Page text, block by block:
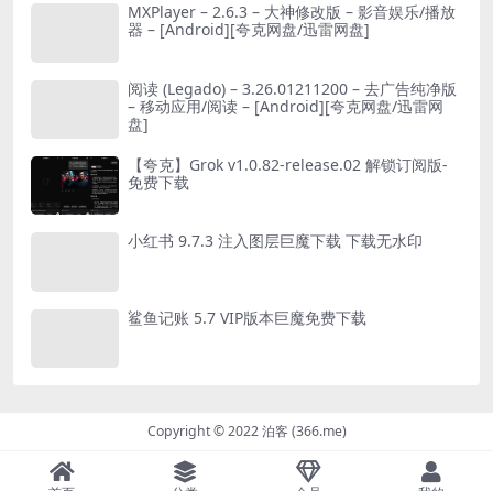
MXPlayer – 2.6.3 – 大神修改版 – 影音娱乐/播放
器 – [Android][夸克网盘/迅雷网盘]
阅读 (Legado) – 3.26.01211200 – 去广告纯净版
– 移动应用/阅读 – [Android][夸克网盘/迅雷网
盘]
【夸克】Grok v1.0.82-release.02 解锁订阅版-
免费下载
小红书 9.7.3 注入图层巨魔下载 下载无水印
鲨鱼记账 5.7 VIP版本巨魔免费下载
Copyright © 2022 泊客 (366.me)